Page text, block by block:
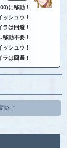
に移動！
ッシュウ！
ラは回避！
動不要！
ッシュウ！
ラは回避！
終了